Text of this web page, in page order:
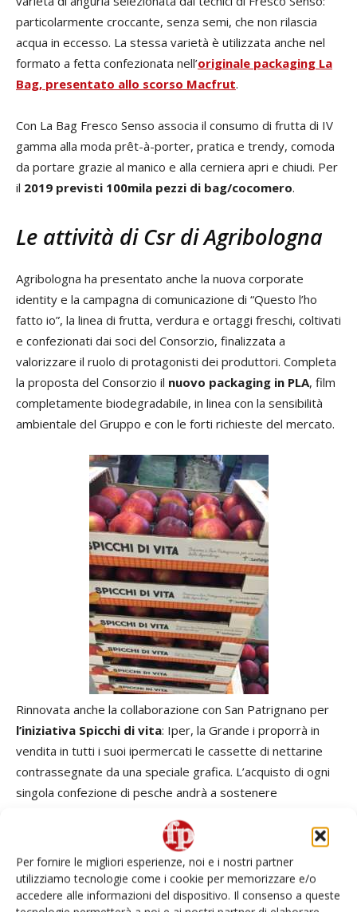
Per fornire le migliori esperienze, noi e i nostri partner
utilizziamo tecnologie come i cookie per memorizzare e/o
accedere alle informazioni del dispositivo. Il consenso a queste
particolarmente croccante, senza semi, che non rilascia
acqua in eccesso. La stessa varietà è utilizzata anche nel
formato a fetta confezionata nell’originale packaging La
Bag, presentato allo scorso Macfrut.
Con La Bag Fresco Senso associa il consumo di frutta di IV
gamma alla moda prêt-à-porter, pratica e trendy, comoda
da portare grazie al manico e alla cerniera apri e chiudi. Per
il 2019 previsti 100mila pezzi di bag/cocomero.
Le attività di Csr di Agribologna
Agribologna ha presentato anche la nuova corporate
identity e la campagna di comunicazione di “Questo l’ho
fatto io”, la linea di frutta, verdura e ortaggi freschi, coltivati
e confezionati dai soci del Consorzio, finalizzata a
valorizzare il ruolo di protagonisti dei produttori. Completa
la proposta del Consorzio il nuovo packaging in PLA, film
completamente biodegradabile, in linea con la sensibilità
ambientale del Gruppo e con le forti richieste del mercato.
Rinnovata anche la collaborazione con San Patrignano per
l’iniziativa Spicchi di vita: Iper, la Grande i proporrà in
vendita in tutti i suoi ipermercati le cassette di nettarine
contrassegnate da una speciale grafica. L’acquisto di ogni
singola confezione di pesche andrà a sostenere
Attenzione anche al contesto sociale: da lunedì 17 giugno
Agribologna in partnership con la Cineteca di Bologna per la
manifestazione ‘Sotto le stelle del cinema’ 2019: la